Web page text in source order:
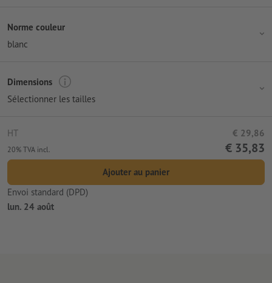
Norme couleur
blanc
Dimensions
Sélectionner les tailles
HT € 29,86
20% TVA incl. € 35,83
Ajouter au panier
Envoi standard (DPD)
lun. 24 août